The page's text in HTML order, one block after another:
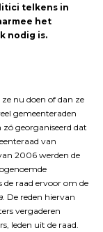
telkens in
het
nodig is.
nu doen of dan ze
gemeenteraden
georganiseerd dat
van
2006 werden de
de raad ervoor om de
. De reden hiervan
vergaderen
leden uit de raad.